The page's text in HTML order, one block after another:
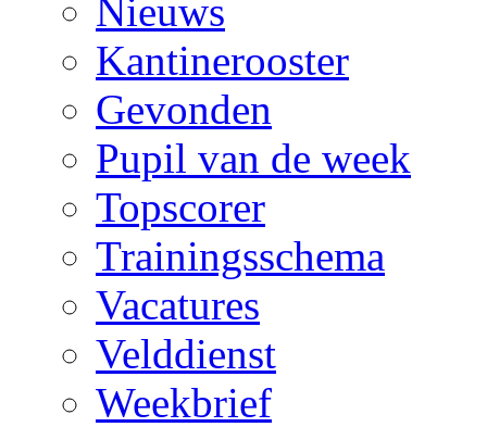
Nieuws
Kantinerooster
Gevonden
Pupil van de week
Topscorer
Trainingsschema
Vacatures
Velddienst
Weekbrief